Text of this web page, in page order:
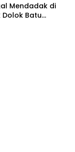
Mendadak di
Dolok Batu
TKP